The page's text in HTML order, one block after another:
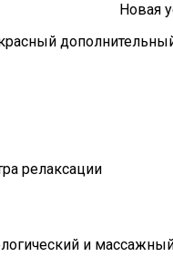
Новая
и